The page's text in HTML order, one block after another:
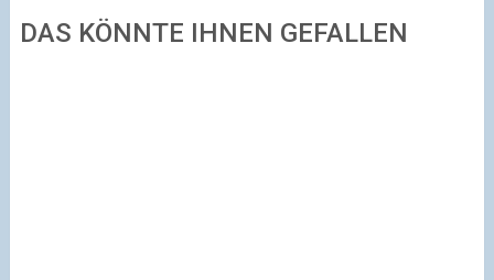
DAS KÖNNTE IHNEN GEFALLEN